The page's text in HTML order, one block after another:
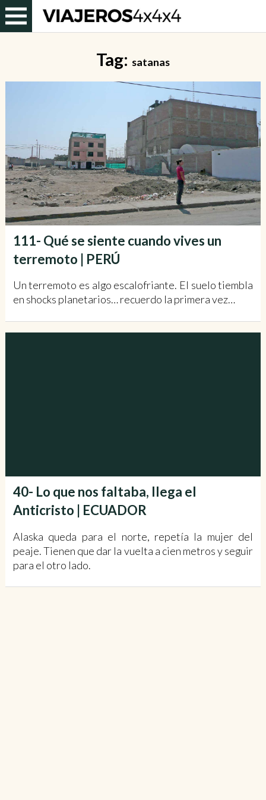
Tag: satanas
111- Qué se siente cuando vives un
terremoto | PERÚ
Un terremoto es algo escalofriante. El suelo tiembla
en shocks planetarios… recuerdo la primera vez…
40- Lo que nos faltaba, llega el
Anticristo | ECUADOR
Alaska queda para el norte, repetía la mujer del
peaje. Tienen que dar la vuelta a cien metros y seguir
para el otro lado.